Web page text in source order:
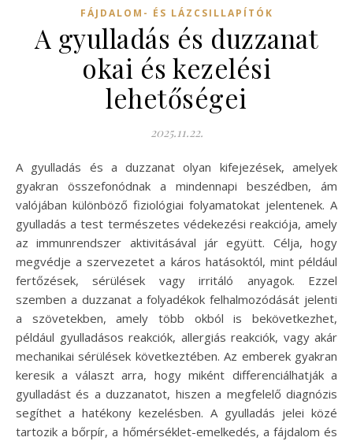
FÁJDALOM- ÉS LÁZCSILLAPÍTÓK
A gyulladás és duzzanat
okai és kezelési
lehetőségei
2025.11.22.
A gyulladás és a duzzanat olyan kifejezések, amelyek
gyakran összefonódnak a mindennapi beszédben, ám
valójában különböző fiziológiai folyamatokat jelentenek. A
gyulladás a test természetes védekezési reakciója, amely
az immunrendszer aktivitásával jár együtt. Célja, hogy
megvédje a szervezetet a káros hatásoktól, mint például
fertőzések, sérülések vagy irritáló anyagok. Ezzel
szemben a duzzanat a folyadékok felhalmozódását jelenti
a szövetekben, amely több okból is bekövetkezhet,
például gyulladásos reakciók, allergiás reakciók, vagy akár
mechanikai sérülések következtében. Az emberek gyakran
keresik a választ arra, hogy miként differenciálhatják a
gyulladást és a duzzanatot, hiszen a megfelelő diagnózis
segíthet a hatékony kezelésben. A gyulladás jelei közé
tartozik a bőrpír, a hőmérséklet-emelkedés, a fájdalom és